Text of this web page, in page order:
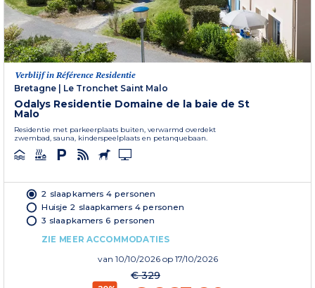
Verblijf in Référence Residentie
Bretagne
Le Tronchet Saint Malo
Odalys Residentie Domaine de la baie de St
Malo
Residentie met parkeerplaats buiten, verwarmd overdekt
zwembad, sauna, kinderspeelplaats en petanquebaan.
2 slaapkamers 4 personen
Huisje 2 slaapkamers 4 personen
3 slaapkamers 6 personen
ZIE MEER ACCOMMODATIES
van 10/10/2026 op 17/10/2026
€ 329